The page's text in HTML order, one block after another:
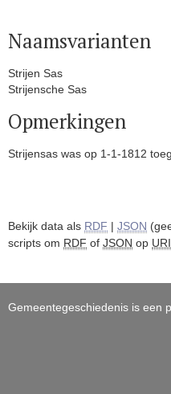
Naamsvarianten
Strijen Sas
Strijensche Sas
Opmerkingen
Strijensas was op 1-1-1812
Bekijk data als RDF | JSON
scripts om RDF of JSON op URI
Gemeentegeschiedenis is een